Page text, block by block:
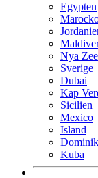
Egypten
Nya
Sverige
Dubai
Kap
Sicilien
Mexico
Island
Kuba